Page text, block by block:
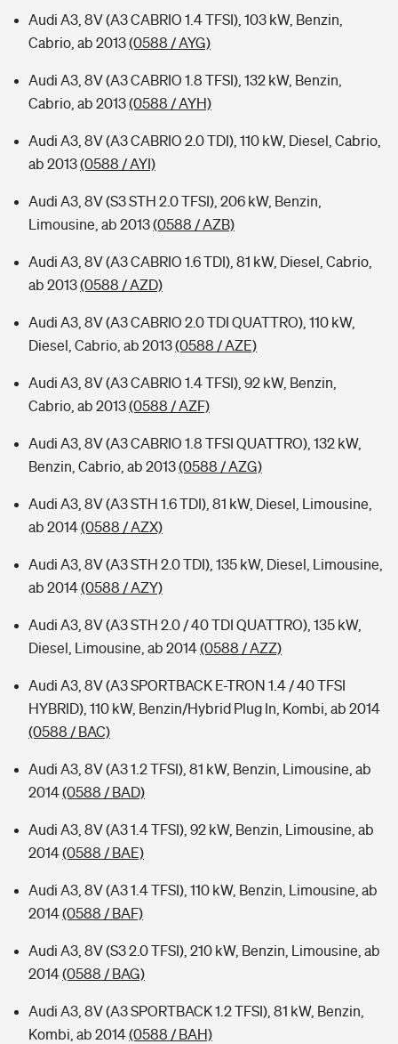
Audi A3, 8V (A3 CABRIO 1.4 TFSI), 103 kW, Benzin,
Cabrio, ab 2013(0588 / AYG)
Audi A3, 8V (A3 CABRIO 1.8 TFSI), 132 kW, Benzin,
Cabrio, ab 2013(0588 / AYH)
Audi A3, 8V (A3 CABRIO 2.0 TDI), 110 kW, Diesel, Cabrio,
ab 2013(0588 / AYI)
Audi A3, 8V (S3 STH 2.0 TFSI), 206 kW, Benzin,
Limousine, ab 2013(0588 / AZB)
Audi A3, 8V (A3 CABRIO 1.6 TDI), 81 kW, Diesel, Cabrio,
ab 2013(0588 / AZD)
Audi A3, 8V (A3 CABRIO 2.0 TDI QUATTRO), 110 kW,
Diesel, Cabrio, ab 2013(0588 / AZE)
Audi A3, 8V (A3 CABRIO 1.4 TFSI), 92 kW, Benzin,
Cabrio, ab 2013(0588 / AZF)
Audi A3, 8V (A3 CABRIO 1.8 TFSI QUATTRO), 132 kW,
Benzin, Cabrio, ab 2013(0588 / AZG)
Audi A3, 8V (A3 STH 1.6 TDI), 81 kW, Diesel, Limousine,
ab 2014(0588 / AZX)
Audi A3, 8V (A3 STH 2.0 TDI), 135 kW, Diesel, Limousine,
ab 2014(0588 / AZY)
Audi A3, 8V (A3 STH 2.0 / 40 TDI QUATTRO), 135 kW,
Diesel, Limousine, ab 2014(0588 / AZZ)
Audi A3, 8V (A3 SPORTBACK E-TRON 1.4 / 40 TFSI
HYBRID), 110 kW, Benzin/Hybrid Plug In, Kombi, ab 2014
(0588 / BAC)
Audi A3, 8V (A3 1.2 TFSI), 81 kW, Benzin, Limousine, ab
2014(0588 / BAD)
Audi A3, 8V (A3 1.4 TFSI), 92 kW, Benzin, Limousine, ab
2014(0588 / BAE)
Audi A3, 8V (A3 1.4 TFSI), 110 kW, Benzin, Limousine, ab
2014(0588 / BAF)
Audi A3, 8V (S3 2.0 TFSI), 210 kW, Benzin, Limousine, ab
2014(0588 / BAG)
Audi A3, 8V (A3 SPORTBACK 1.2 TFSI), 81 kW, Benzin,
Kombi, ab 2014(0588 / BAH)